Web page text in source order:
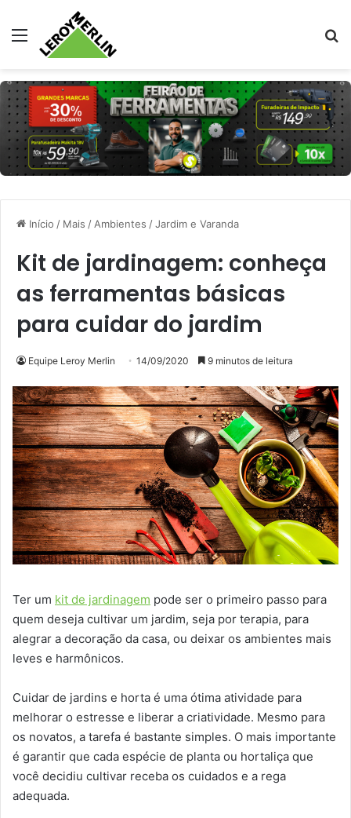
Menu
Início / Mais /Ambientes /Jardim e Varanda
Kit de jardinagem: conheça
as ferramentas básicas
para cuidar do jardim
Equipe Leroy Merlin 14/09/2020 9 minutos de leitura
Ter um kit de jardinagem pode ser o primeiro passo para
quem deseja cultivar um jardim, seja por terapia, para
alegrar a decoração da casa, ou deixar os ambientes mais
leves e harmônicos.
Cuidar de jardins e horta é uma ótima atividade para
melhorar o estresse e liberar a criatividade. Mesmo para
os novatos, a tarefa é bastante simples. O mais importante
é garantir que cada espécie de planta ou hortaliça que
você decidiu cultivar receba os cuidados e a rega
adequada.